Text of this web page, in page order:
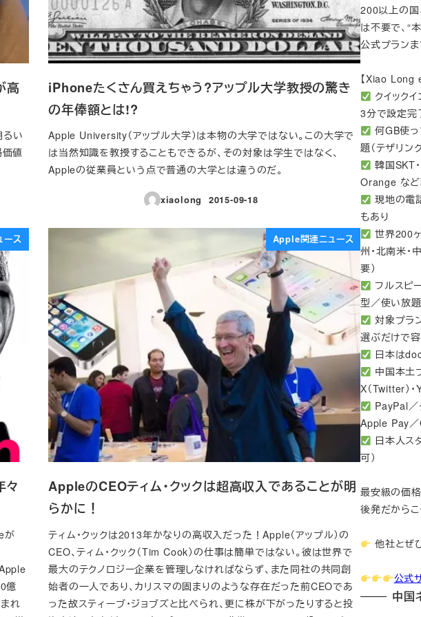
高
るい
値
iPhoneたくさん買えちゃう?アップル大学教授の驚き
の年俸額とは!?
Apple University（アップル大学）は本物の大学ではない。この大学で
は当然知識を教授することもできるが、その対象は学生ではなく、
Appleの従業員という点で普通の大学とは違うのだ。
xiaolong
投稿日
2015-09-18
ース
々
が
億
れ
Apple関連ニュース
AppleのCEOティム・クックは超高収入であることが明
らかに！
ティム・クックは2013年かなりの高収入だった！Apple（アップル）の
CEO、ティム・クック（Tim Cook）の仕事は簡単ではない。彼は世界で
最大のテクノロジー企業を管理しなければならず、また同社の共同創
始者の一人であり、カリスマの固まりのような存在だった前CEOであ
った故スティーブ・ジョブズと比べられ、更に株が下がったりすると投
200以上の国
は不要で、“
公式プランま
【Xiao Long
クイック
3分で設定完
何GB使
題（テザリン
韓国SKT
Orange など
現地の電
もあり
世界200
州・北南米・
要）
フルスピ
型／使い放
対象プラ
選ぶだけで
日本は
中国本土
X（Twitter）
PayPal／
Apple Pay
日本人ス
可）
最安級の価
後発だからこ
他社とぜ
公式
中国